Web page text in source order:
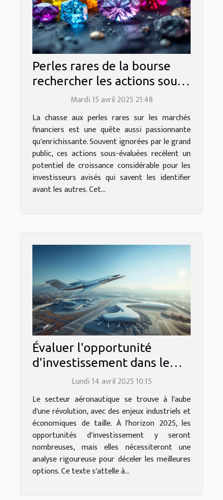
Perles rares de la bourse
rechercher les actions sous-
évaluées avant la foule
Mardi 15 avril 2025 21:48
La chasse aux perles rares sur les marchés
financiers est une quête aussi passionnante
qu'enrichissante. Souvent ignorées par le grand
public, ces actions sous-évaluées recèlent un
potentiel de croissance considérable pour les
investisseurs avisés qui savent les identifier
avant les autres. Cet...
Évaluer l'opportunité
d'investissement dans le
secteur aéronautique en
Lundi 14 avril 2025 10:15
Le secteur aéronautique se trouve à l'aube
d'une révolution, avec des enjeux industriels et
économiques de taille. À l'horizon 2025, les
opportunités d'investissement y seront
nombreuses, mais elles nécessiteront une
analyse rigoureuse pour déceler les meilleures
options. Ce texte s'attelle à...